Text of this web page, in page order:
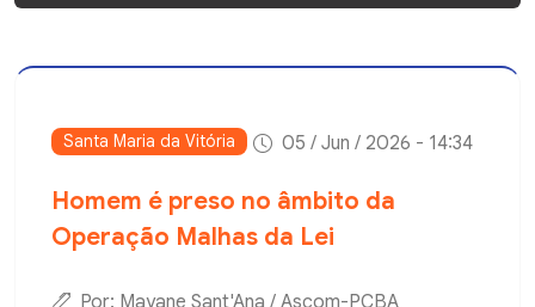
Santa Maria da Vitória 05 / Jun / 2026 - 14:34
Homem é preso no âmbito da
Operação Malhas da Lei
Por: Mayane Sant'Ana / Ascom-PCBA